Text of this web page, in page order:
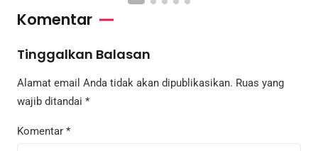
Komentar
Tinggalkan Balasan
Alamat email Anda tidak akan dipublikasikan. Ruas yang
wajib ditandai *
Komentar *